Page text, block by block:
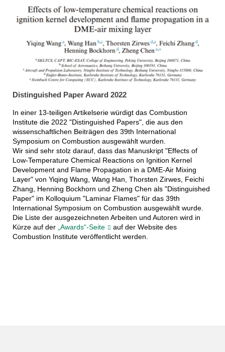
Distinguished Paper Award 2022
In einer 13-teiligen Artikelserie würdigt das Combustion
Institute die 2022 "Distinguished Papers", die aus den
wissenschaftlichen Beiträgen des 39th International
Symposium on Combustion ausgewählt wurden.
Wir sind sehr stolz darauf, dass das Manuskript "Effects of
Low-Temperature Chemical Reactions on Ignition Kernel
Development and Flame Propagation in a DME-Air Mixing
Layer" von Yiqing Wang, Wang Han, Thorsten Zirwes, Feichi
Zhang, Henning Bockhorn und Zheng Chen als "Distinguished
Paper" im Kolloquium "Laminar Flames" für das 39th
International Symposium on Combustion ausgewählt wurde.
Die Liste der ausgezeichneten Arbeiten und Autoren wird in
Kürze auf der„Awards“-Seite
auf der Website des
Combustion Institute veröffentlicht werden.